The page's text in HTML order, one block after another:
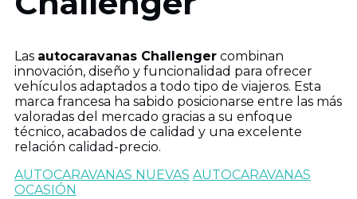
Las autocaravanas Challenger combinan
innovación, diseño y funcionalidad para ofrecer
vehículos adaptados a todo tipo de viajeros. Esta
marca francesa ha sabido posicionarse entre las más
valoradas del mercado gracias a su enfoque
técnico, acabados de calidad y una excelente
relación calidad-precio.
AUTOCARAVANAS NUEVAS AUTOCARAVANAS
OCASIÓN